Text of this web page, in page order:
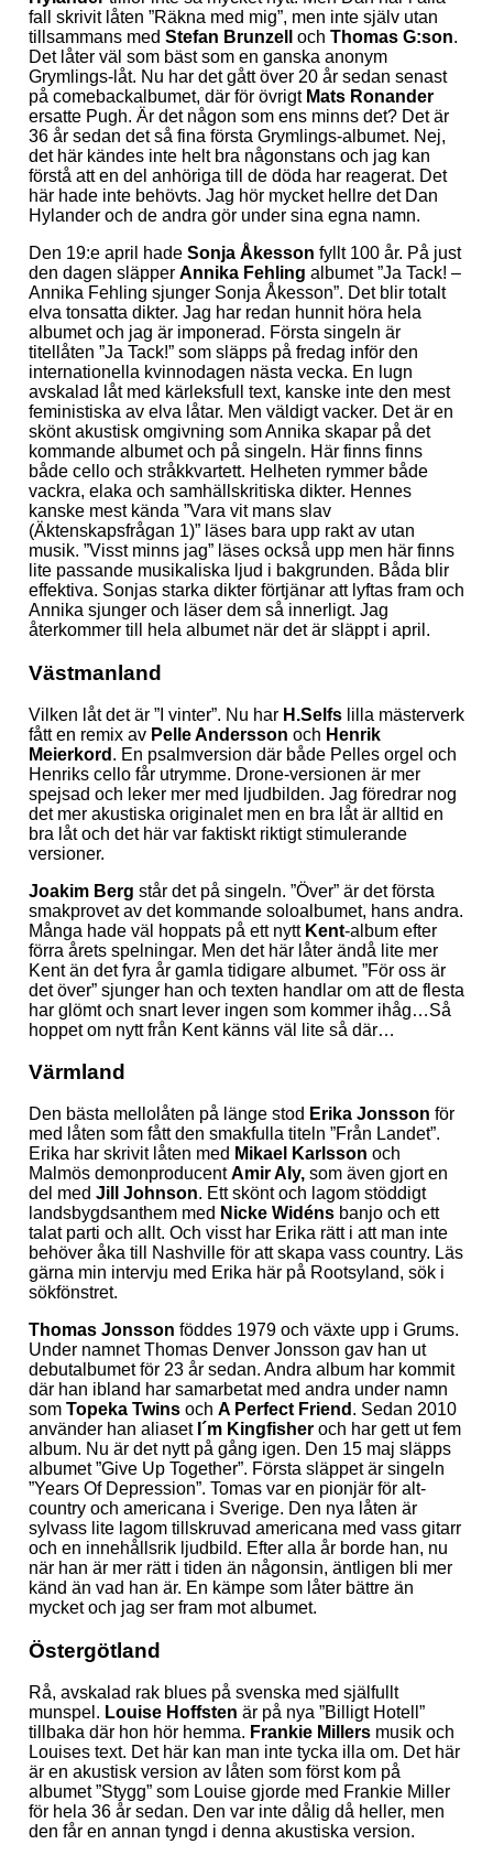
fall skrivit låten ”Räkna med mig”, men inte själv utan
tillsammans med Stefan Brunzell och Thomas G:son.
Det låter väl som bäst som en ganska anonym
Grymlings-låt. Nu har det gått över 20 år sedan senast
på comebackalbumet, där för övrigt Mats Ronander
ersatte Pugh. Är det någon som ens minns det? Det är
36 år sedan det så fina första Grymlings-albumet. Nej,
det här kändes inte helt bra någonstans och jag kan
förstå att en del anhöriga till de döda har reagerat. Det
här hade inte behövts. Jag hör mycket hellre det Dan
Hylander och de andra gör under sina egna namn.
Den 19:e april hade Sonja Åkesson fyllt 100 år. På just
den dagen släpper Annika Fehling albumet ”Ja Tack! –
Annika Fehling sjunger Sonja Åkesson”. Det blir totalt
elva tonsatta dikter. Jag har redan hunnit höra hela
albumet och jag är imponerad. Första singeln är
titellåten ”Ja Tack!” som släpps på fredag inför den
internationella kvinnodagen nästa vecka. En lugn
avskalad låt med kärleksfull text, kanske inte den mest
feministiska av elva låtar. Men väldigt vacker. Det är en
skönt akustisk omgivning som Annika skapar på det
kommande albumet och på singeln. Här finns finns
både cello och stråkkvartett. Helheten rymmer både
vackra, elaka och samhällskritiska dikter. Hennes
kanske mest kända ”Vara vit mans slav
(Äktenskapsfrågan 1)” läses bara upp rakt av utan
musik. ”Visst minns jag” läses också upp men här finns
lite passande musikaliska ljud i bakgrunden. Båda blir
effektiva. Sonjas starka dikter förtjänar att lyftas fram och
Annika sjunger och läser dem så innerligt. Jag
återkommer till hela albumet när det är släppt i april.
Västmanland
Vilken låt det är ”I vinter”. Nu har H.Selfslilla mästerverk
fått en remix av Pelle Andersson och Henrik
Meierkord . En psalmversion där både Pelles orgel och
Henriks cello får utrymme. Drone-versionen är mer
spejsad och leker mer med ljudbilden. Jag föredrar nog
det mer akustiska originalet men en bra låt är alltid en
bra låt och det här var faktiskt riktigt stimulerande
versioner.
Joakim Berg står det på singeln. ”Över” är det första
smakprovet av det kommande soloalbumet, hans andra.
Många hade väl hoppats på ett nytt Kent-album efter
förra årets spelningar. Men det här låter ändå lite mer
Kent än det fyra år gamla tidigare albumet. ”För oss är
det över” sjunger han och texten handlar om att de flesta
har glömt och snart lever ingen som kommer ihåg…Så
hoppet om nytt från Kent känns väl lite så där…
Värmland
Den bästa mellolåten på länge stod Erika Jonsson för
med låten som fått den smakfulla titeln ”Från Landet”.
Erika har skrivit låten med Mikael Karlsson och
Malmös demonproducentAmir Aly,som även gjort en
del med Jill Johnson. Ett skönt och lagom stöddigt
landsbygdsanthem med Nicke Widénsbanjo och ett
talat parti och allt. Och visst har Erika rätt i att man inte
behöver åka till Nashville för att skapa vass country. Läs
gärna min intervju med Erika här på Rootsyland, sök i
sökfönstret.
Thomas Jonsson föddes 1979 och växte upp i Grums.
Under namnet Thomas Denver Jonsson gav han ut
debutalbumet för 23 år sedan. Andra album har kommit
där han ibland har samarbetat med andra under namn
som Topeka Twinsoch A Perfect Friend . Sedan 2010
använder han aliaset I´m Kingfisheroch har gett ut fem
album. Nu är det nytt på gång igen. Den 15 maj släpps
albumet ”Give Up Together”. Första släppet är singeln
”Years Of Depression”. Tomas var en pionjär för alt-
country och americana i Sverige. Den nya låten är
sylvass lite lagom tillskruvad americana med vass gitarr
och en innehållsrik ljudbild. Efter alla år borde han, nu
när han är mer rätt i tiden än någonsin, äntligen bli mer
känd än vad han är. En kämpe som låter bättre än
mycket och jag ser fram mot albumet.
Östergötland
Rå, avskalad rak blues på svenska med själfullt
munspel. Louise Hoffsten är på nya ”Billigt Hotell”
tillbaka där hon hör hemma. Frankie Millersmusik och
Louises text. Det här kan man inte tycka illa om. Det här
är en akustisk version av låten som först kom på
albumet ”Stygg” som Louise gjorde med Frankie Miller
för hela 36 år sedan. Den var inte dålig då heller, men
den får en annan tyngd i denna akustiska version.